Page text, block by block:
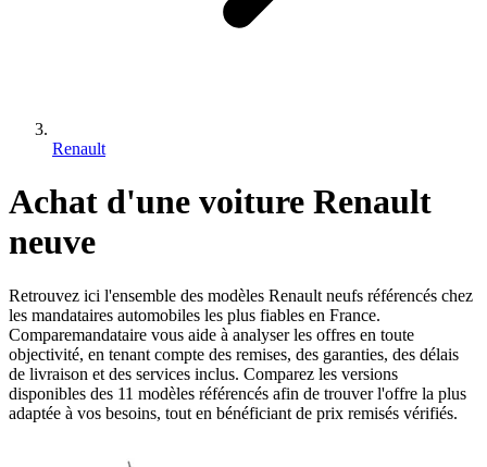
Renault
Achat d'une voiture Renault
neuve
Retrouvez ici l'ensemble des modèles Renault neufs référencés chez
les mandataires automobiles les plus fiables en France.
Comparemandataire vous aide à analyser les offres en toute
objectivité, en tenant compte des remises, des garanties, des délais
de livraison et des services inclus. Comparez les versions
disponibles des 11 modèles référencés afin de trouver l'offre la plus
adaptée à vos besoins, tout en bénéficiant de prix remisés vérifiés.